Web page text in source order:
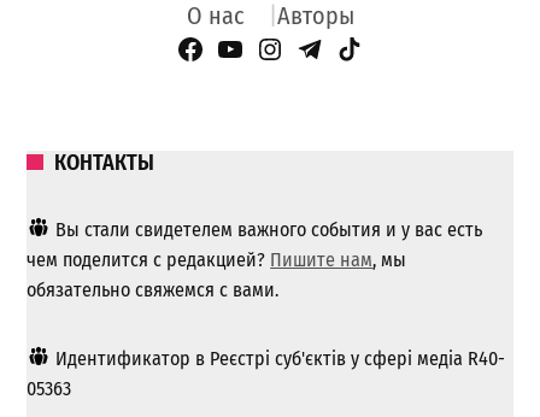
О нас Авторы
Facebook Page
YouTube
Instagram
Telegram
TikTok
КОНТАКТЫ
Вы стали свидетелем важного события и у вас есть
чем поделится с редакцией? Пишите нам, мы
обязательно свяжемся с вами.
Идентификатор в Реєстрі суб'єктів у сфері медіа R40-
05363